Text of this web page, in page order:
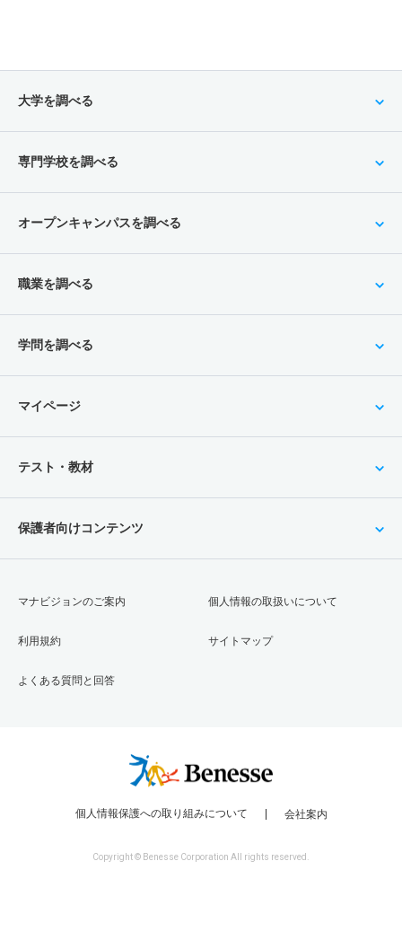
大学を調べる
専門学校を調べる
オープンキャンパスを調べる
職業を調べる
学問を調べる
マイページ
テスト・教材
保護者向けコンテンツ
マナビジョンのご案内
利用規約
よくある質問と回答
個人情報の取扱いについて
サイトマップ
個人情報保護への取り組みについて 会社案内
Copyright © Benesse Corporation All rights reserved.